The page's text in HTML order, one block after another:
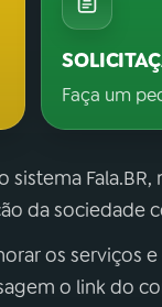
Faça um
da sociedade
os
o link do